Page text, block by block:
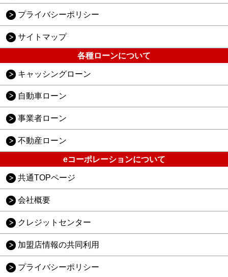
プライバシーポリシー
サイトマップ
各種ローンについて
キャッシングローン
自動車ローン
事業者ローン
不動産ローン
eコーポレーションについて
共通TOPページ
会社概要
クレジットセンター
加盟店情報の共同利用
プライバシーポリシー